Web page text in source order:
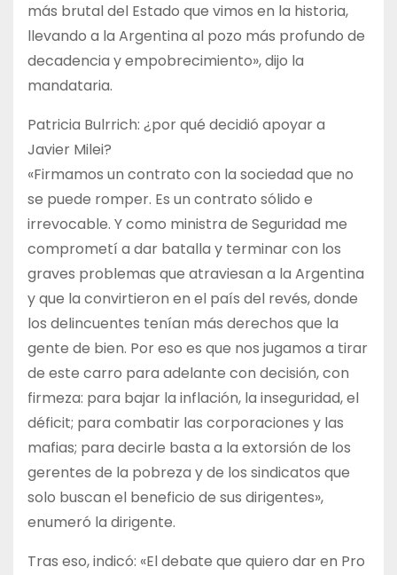
más brutal del Estado que vimos en la historia,
llevando a la Argentina al pozo más profundo de
decadencia y empobrecimiento», dijo la
mandataria.
Patricia Bulrrich: ¿por qué decidió apoyar a
Javier Milei?
«Firmamos un contrato con la sociedad que no
se puede romper. Es un contrato sólido e
irrevocable. Y como ministra de Seguridad me
comprometí a dar batalla y terminar con los
graves problemas que atraviesan a la Argentina
y que la convirtieron en el país del revés, donde
los delincuentes tenían más derechos que la
gente de bien. Por eso es que nos jugamos a tirar
de este carro para adelante con decisión, con
firmeza: para bajar la inflación, la inseguridad, el
déficit; para combatir las corporaciones y las
mafias; para decirle basta a la extorsión de los
gerentes de la pobreza y de los sindicatos que
solo buscan el beneficio de sus dirigentes»,
enumeró la dirigente.
Tras eso, indicó: «El debate que quiero dar en Pro